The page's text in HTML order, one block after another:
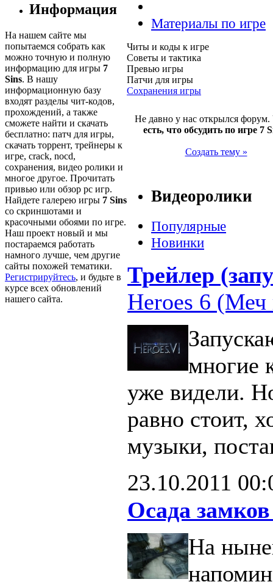
Информация
На нашем сайте мы
попытаемся собрать как
можно точную и полную
информацию для игры 7
Sins. В нашу
информационную базу
входят разделы чит-кодов,
прохождений, а также
сможете найти и скачать
бесплатно: патч для игры,
скачать торрент, трейнеры к
игре, crack, nocd,
сохранения, видео ролики и
многое другое. Прочитать
привью или обзор pc игр.
Найдете галерею игры 7 Sins
со скриншотами и
красочными обоями по игре.
Наш проект новый и мы
постараемся работать
намного лучше, чем другие
сайты похожей тематики.
Регистрируйтесь, и будьте в
курсе всех обновлений
нашего сайта.
Материалы по игре
Читы и коды к игре
Советы и тактика
Превью игры
Патчи для игры
Сохранения игры
Не давно у нас открылся форум.
есть, что обсудить по игре 7
Создать тему »
Видеоролики
Популярные
Новинки
Трейлер
Heroes 6 (Меч
многие
уже видели.
равно стоит,
музыки,
23.10.2011
Осада замков
На